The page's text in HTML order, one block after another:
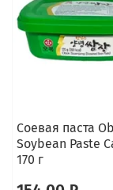
Соевая паста
Soybean Paste
170 г